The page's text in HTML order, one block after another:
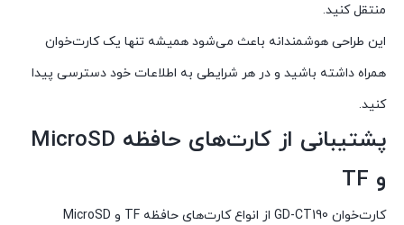
منتقل کنید.
این طراحی هوشمندانه باعث می‌شود همیشه تنها یک کارت‌خوان
همراه داشته باشید و در هر شرایطی به اطلاعات خود دسترسی پیدا
کنید.
پشتیبانی از کارت‌های حافظه MicroSD
و TF
کارت‌خوان GD-CT190 از انواع کارت‌های حافظه TF و MicroSD